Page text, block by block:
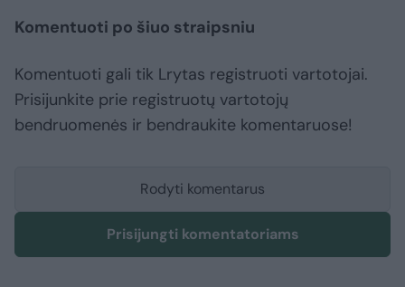
Komentuoti po šiuo straipsniu
Komentuoti gali tik Lrytas registruoti vartotojai.
Prisijunkite prie registruotų vartotojų
bendruomenės ir bendraukite komentaruose!
Rodyti komentarus
Prisijungti komentatoriams